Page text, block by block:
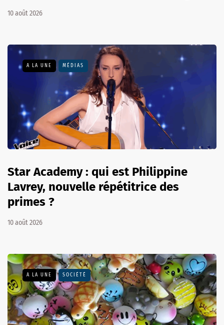
10 août 2026
A LA UNE MÉDIAS
Star Academy : qui est Philippine
Lavrey, nouvelle répétitrice des
primes ?
10 août 2026
A LA UNE SOCIÉTÉ